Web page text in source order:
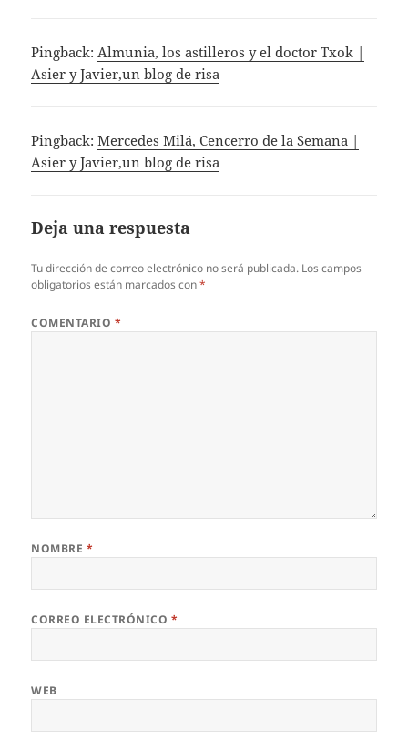
Pingback: Almunia, los astilleros y el doctor Txok |
Asier y Javier,un blog de risa
Pingback:Mercedes Milá, Cencerro de la Semana |
Asier y Javier,un blog de risa
Deja una respuesta
Tu dirección de correo electrónico no será publicada. Los campos
obligatorios están marcados con*
COMENTARIO *
NOMBRE *
CORREO ELECTRÓNICO *
WEB